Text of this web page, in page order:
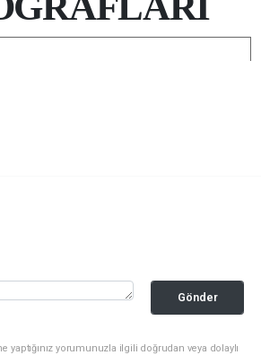
Gönder
yorumunuzla ilgili doğrudan veya dolaylı